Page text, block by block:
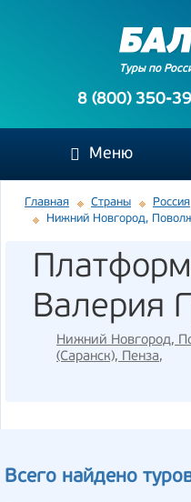
Туры по
8 (800) 350-
Меню
Главная Страны
Россия
Нижний Новгород,
Валерия
Нижний Новгород,
(Саранск), Пенза,
Всего найдено